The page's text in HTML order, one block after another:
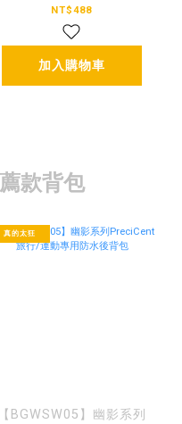
【BGHF10】
NT$488
加入購物車
款背包
真的太狂
【BGWSW05】幽影系列